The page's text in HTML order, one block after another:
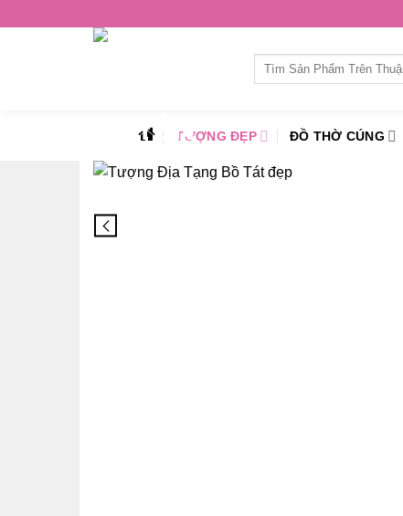
Tìm
TƯỢNG ĐẸP ĐỒ THỜ CÚNG